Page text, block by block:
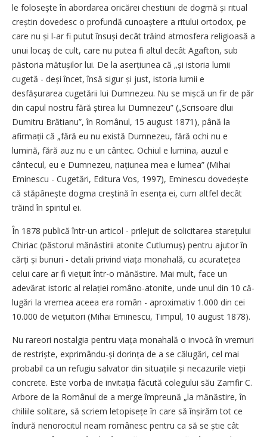
le folosește în abordarea oricărei ches­tiuni de dogmă și ritual
creștin dovedesc o profundă cunoaștere a ritului ortodox, pe
care nu și l-ar fi putut însuși decât trăind atmosfera religioasă a
unui locaș de cult, care nu putea fi altul decât Agafton, sub
păstoria mătușilor lui. De la aser­țiunea că „și istoria lumii
cugetă - deși încet, însă sigur și just, istoria lumii e
desfășurarea cugetării lui Dumnezeu. Nu se mișcă un fir de păr
din capul nostru fără știrea lui Dumnezeu” („Scrisoare dlui
Dumitru Brătianu”, în Românul, 15 august 1871), până la
afirmații că „fără eu nu există Dumnezeu, fără ochi nu e
lumină, fără auz nu e un cântec. Ochiul e lumina, auzul e
cântecul, eu e Dumnezeu, națiunea mea e lumea” (Mihai
Eminescu - Cugetări, Editura Vos, 1997), Eminescu dovedește
că stăpânește dogma creștină în esența ei, cum altfel decât
trăind în spiritul ei.
În 1878 publică într-un articol - prilejuit de solicitarea starețului
Chiriac (păstorul mănăstirii atonite Cutlumuș) pentru ajutor în
cărți și bunuri - detalii privind viața monahală, cu acuratețea
celui care ar fi viețuit într-o mănăstire. Mai mult, face un
adevărat istoric al relației româno-atonite, unde unul din 10 că­
lugări la vremea aceea era român - aproximativ 1.000 din cei
10.000 de viețuitori (Mihai Eminescu, ­Timpul, 10 august 1878).
Nu rareori nostalgia pentru viața monahală o invocă în vremuri
de restriște, exprimându-și dorința de a se călugări, cel mai
probabil ca un refugiu salvator din situațiile și necazurile vieții
concrete. Este vorba de invitația făcută colegului său Zamfir C.
Arbore de la Românul de a merge împreună „la mănăstire, în
chiliile solitare, să scriem letopisețe în care să înșirăm tot ce
îndură nenorocitul neam românesc pentru ca să se știe cât